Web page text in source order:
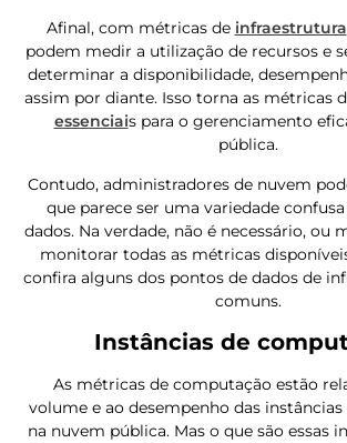
Afinal, com métricas de infraestrutura
podem medir a utilização de recursos e
determinar a disponibilidade,
assim por diante. Isso torna as métricas
essenciais para o gerenciamento
pública.
Contudo, administradores de nuvem
que parece ser uma variedade
dados. Na verdade, não é necessário, ou
monitorar todas as métricas
confira alguns dos pontos de dados de
comuns.
Instâncias de
As métricas de computação estão
volume e ao desempenho das
na nuvem pública. Mas o que são essas